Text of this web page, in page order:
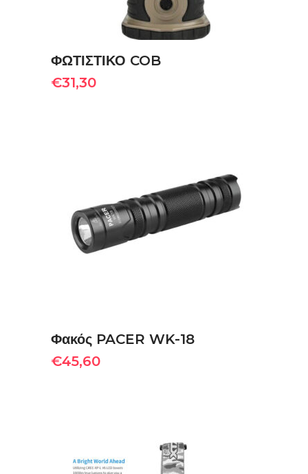
ΦΩΤΙΣΤΙΚΟ COB
€31,30
ΠΡΟΣΘΉΚΗ ΣΤΟ ΚΑΛΆΘΙ
Φακός PACER WK-18
€45,60